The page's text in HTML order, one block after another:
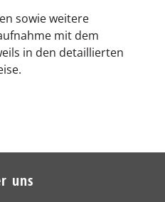
sowie weitere
mit dem
in den detaillierten
uns